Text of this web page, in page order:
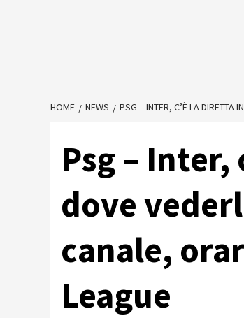
HOME NEWS PSG – INTER, C’È LA DIRETTA
Psg –
dove
canale,
League